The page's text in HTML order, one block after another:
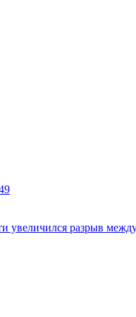
увеличился разрыв